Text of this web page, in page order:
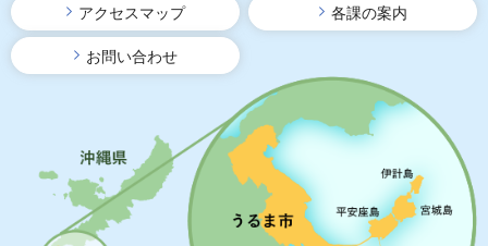
アクセスマップ 各課の案内
お問い合わせ